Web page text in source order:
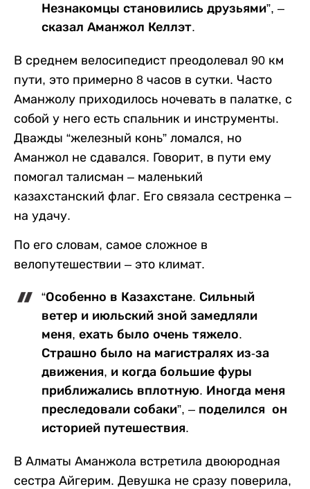
Незнакомцы становились друзьями”, –
сказал Аманжол Келлэт.
В среднем велосипедист преодолевал 90 км
пути, это примерно 8 часов в сутки. Часто
Аманжолу приходилось ночевать в палатке, с
собой у него есть спальник и инструменты.
Дважды “железный конь” ломался, но
Аманжол не сдавался. Говорит, в пути ему
помогал талисман – маленький
казахстанский флаг. Его связала сестренка –
на удачу.
По его словам, самое сложное в
велопутешествии – это климат.
“Особенно в Казахстане. Сильный
ветер и июльский зной замедляли
меня, ехать было очень тяжело.
Страшно было на магистралях из-за
движения, и когда большие фуры
приближались вплотную. Иногда меня
преследовали собаки”, – поделился он
историей путешествия.
В Алматы Аманжола встретила двоюродная
сестра Айгерим. Девушка не сразу поверила,